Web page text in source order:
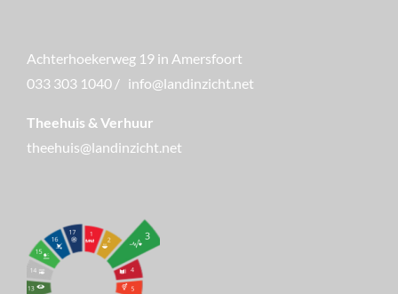
Achterhoekerweg 19 in Amersfoort
033 303 1040 / info@landinzicht.net
Theehuis & Verhuur
theehuis@landinzicht.net